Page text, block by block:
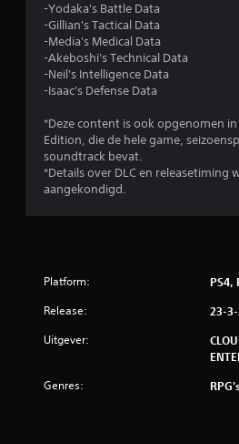
-Yodaka's Battle Data
-Gillian's Tactical Data
-Media's Medical Data
-Akeboshi's Technical Data
-Neil's Intelligence Data
-Isaac's Defense Data
*Deze content is ook opgenomen
Edition, die de hele game,
soundtrack bevat.
*Details over DLC en releasetiming
aangekondigd.
Platform: PS4,
Release: 23-
Uitgever:
Genres: